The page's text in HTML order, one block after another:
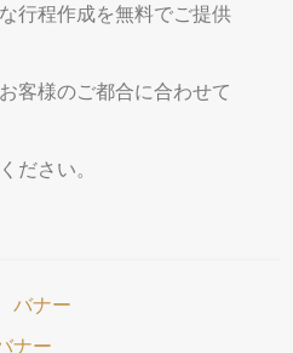
行程作成を無料でご提供
客様のご都合に合わせて
ださい。